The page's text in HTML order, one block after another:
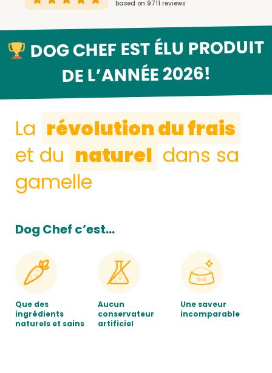
based on 9711 reviews
DOG CHEF EST ÉLU PRODUIT
DE L’ANNÉE 2026!
La révolution du frais
et du naturel dans sa
gamelle
Dog Chef c’est…
Que des
ingrédients
naturels et sains
Aucun
conservateur
artificiel
Une saveur
incomparable